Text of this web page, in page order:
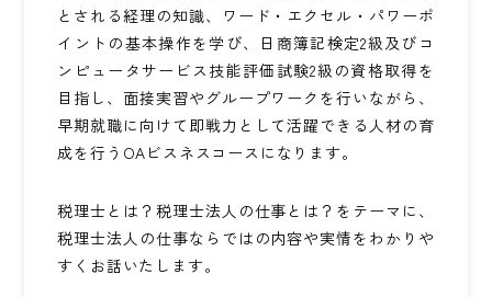
税法トピックス
MEDIA
メディア情報
会社案内
ACCESS
とされる経理の知識、ワード・エクセル・パワーポ
イントの基本操作を学び、日商簿記検定2級及びコ
ンピュータサービス技能評価試験2級の資格取得を
目指し、面接実習やグループワークを行いながら、
早期就職に向けて即戦力として活躍できる人材の育
成を行うOAビスネスコースになります。
税理士とは？税理士法人の仕事とは？をテーマに、
税理士法人の仕事ならではの内容や実情をわかりや
すくお話いたします。